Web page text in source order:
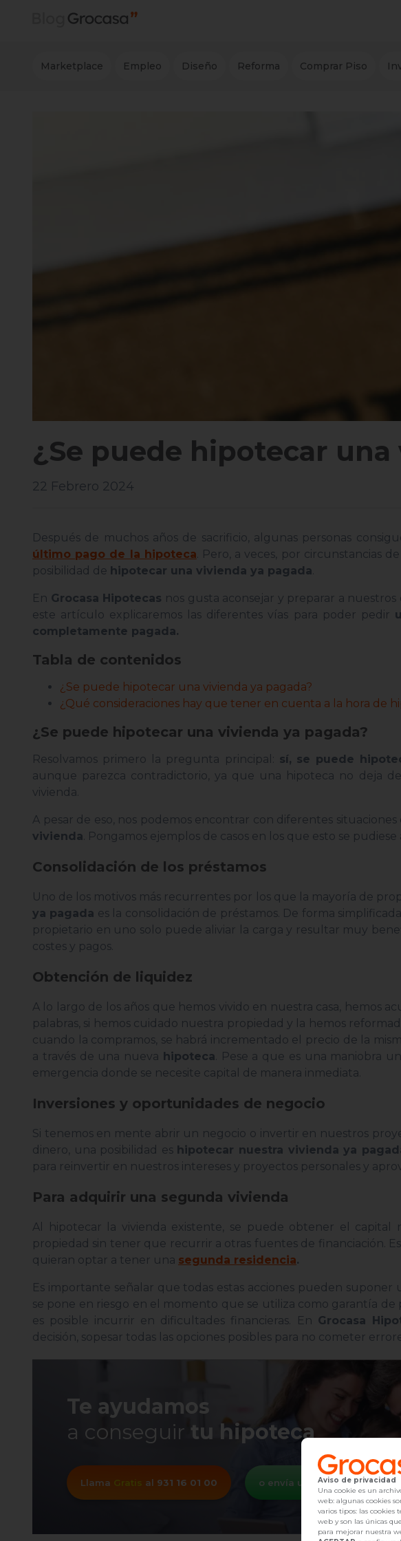
Marketplace Empleo Diseño Reforma Comprar Piso
¿Se puede hipotecar una
22 Febrero 2024
Después de muchos años de sacrificio, algunas personas
último pago de la hipoteca . Pero, a veces, por circunstancias
posibilidad de hipotecar una vivienda ya pagada
En Grocasa Hipotecas nos gusta aconsejar y preparar a
este artículo explicaremos las diferentes vías para poder pedir
completamente pagada.
Tabla de contenidos
¿Se puede hipotecar una vivienda ya pagada?
¿Qué consideraciones hay que tener en cuenta a la hora de
¿Se puede hipotecar una vivienda ya pagada?
Resolvamos primero la pregunta principal: sí, se puede
aunque parezca contradictorio, ya que una hipoteca no deja
vivienda.
A pesar de eso, nos podemos encontrar con diferentes
vivienda . Pongamos ejemplos de casos en los que esto se pudiese
Consolidación de los préstamos
Uno de los motivos más recurrentes por los que la mayoría de
ya pagada es la consolidación de préstamos. De forma
propietario en uno solo puede aliviar la carga y resultar muy
costes y pagos.
Obtención de liquidez
A lo largo de los años que hemos vivido en nuestra casa, hemos
palabras, si hemos cuidado nuestra propiedad y la hemos
cuando la compramos, se habrá incrementado el precio de la
a través de una nueva hipoteca . Pese a que es una maniobra
emergencia donde se necesite capital de manera inmediata.
Inversiones y oportunidades de negocio
Si tenemos en mente abrir un negocio o invertir en nuestros
dinero, una posibilidad es hipotecar nuestra vivienda ya
para reinvertir en nuestros intereses y proyectos personales y
Para adquirir una segunda vivienda
Al hipotecar la vivienda existente, se puede obtener el capital
propiedad sin tener que recurrir a otras fuentes de financiación.
quieran optar a tener una segunda residencia.
Es importante señalar que todas estas acciones pueden suponer
se pone en riesgo en el momento que se utiliza como garantía de
es posible incurrir en dificultades financieras. En Grocasa
decisión, sopesar todas las opciones posibles para no cometer
Te ayudamos
a conseguir tu hipoteca
Llama Gratis al 931 16 01 00 o envía un WhatsApp
Aviso de privacidad
Una cookie es un
web: algunas cookies
varios tipos: las cookies
web y son las únicas
para mejorar nuestra